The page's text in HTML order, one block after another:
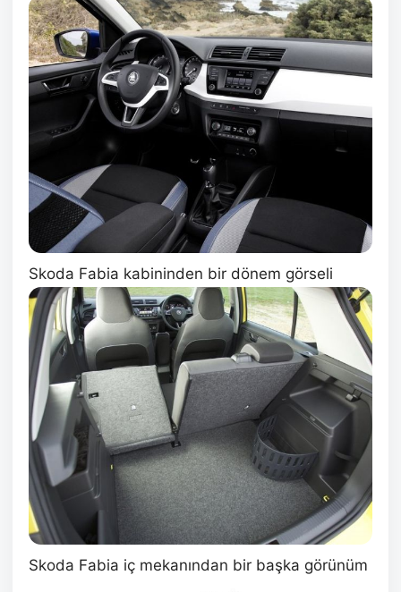
Skoda Fabia kabininden bir dönem görseli
Skoda Fabia iç mekanından bir başka görünüm